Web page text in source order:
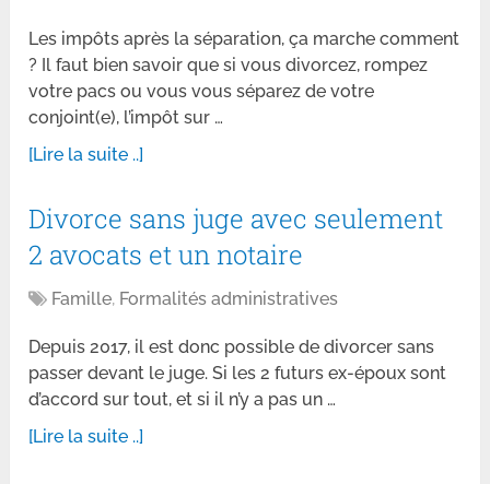
Les impôts après la séparation, ça marche comment
? Il faut bien savoir que si vous divorcez, rompez
votre pacs ou vous vous séparez de votre
conjoint(e), l’impôt sur …
[Lire la suite ..]
Divorce sans juge avec seulement
2 avocats et un notaire
Famille, Formalités administratives
Depuis 2017, il est donc possible de divorcer sans
passer devant le juge. Si les 2 futurs ex-époux sont
d’accord sur tout, et si il n’y a pas un …
[Lire la suite ..]